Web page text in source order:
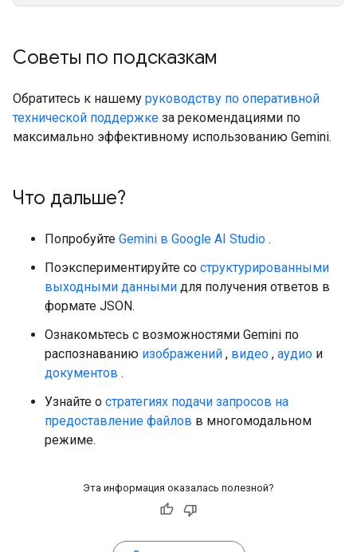
Советы по подсказкам
Обратитесь к нашему руководству по оперативной
технической поддержке за рекомендациями по
максимально эффективному использованию Gemini.
Что дальше?
Попробуйте Gemini в Google AI Studio .
Поэкспериментируйте со структурированными
выходными данными для получения ответов в
формате JSON.
Ознакомьтесь с возможностями Gemini по
распознаванию изображений , видео , аудио и
документов .
Узнайте о стратегиях подачи запросов на
предоставление файлов в многомодальном
режиме.
Эта информация оказалась полезной?